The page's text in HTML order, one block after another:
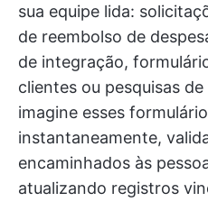
sua equipe lida:
de reembolso de
de integração,
clientes ou pesquisas
imagine esses
instantaneamente,
encaminhados às
atualizando registros